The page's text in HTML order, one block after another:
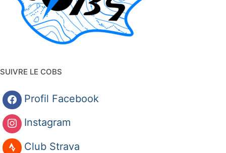
SUIVRE LE COBS
Profil Facebook
Instagram
Club Strava